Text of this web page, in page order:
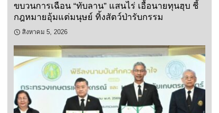
ขบวนการเฉือน “ทับลาน” แสนไร่ เอื้อนายทุนฮุบ ชี้
กฎหมายอุ้มแต่มนุษย์ ทิ้งสัตว์ป่ารับกรรม
สิงหาคม 5, 2026